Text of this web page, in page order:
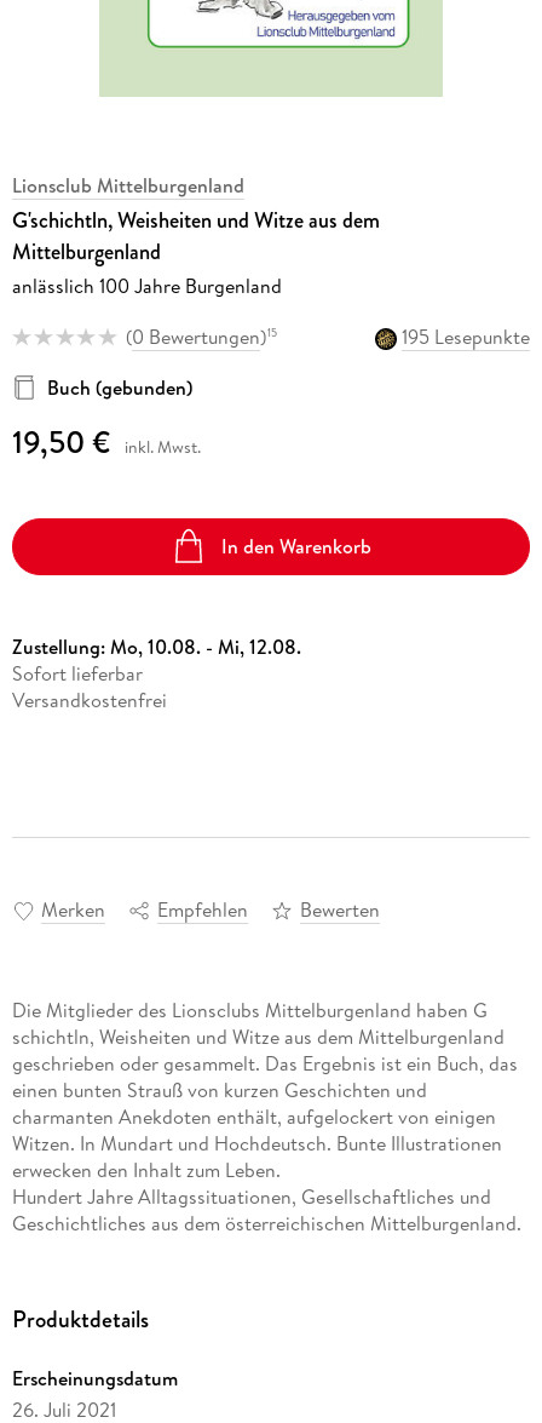
Lionsclub Mittelburgenland
G'schichtln, Weisheiten und Witze aus dem
Mittelburgenland
anlässlich 100 Jahre Burgenland
(0 Bewertungen)15
195 Lesepunkte
Buch (gebunden)
19,50 € inkl. Mwst.
In den Warenkorb
Zustellung:Mo, 10.08. - Mi, 12.08.
Sofort lieferbar
Versandkostenfrei
Merken Empfehlen Bewerten
Die Mitglieder des Lionsclubs Mittelburgenland haben G
schichtln, Weisheiten und Witze aus dem Mittelburgenland
geschrieben oder gesammelt. Das Ergebnis ist ein Buch, das
einen bunten Strauß von kurzen Geschichten und
charmanten Anekdoten enthält, aufgelockert von einigen
Witzen. In Mundart und Hochdeutsch. Bunte Illustrationen
erwecken den Inhalt zum Leben.
Hundert Jahre Alltagssituationen, Gesellschaftliches und
Geschichtliches aus dem österreichischen Mittelburgenland.
besonders zum Vortragen. So manche Geschichte scheint
zum Beispiel Die neigrigi Nochbarin Die neugierige
Nachbarin . Andere unterhaltsame Kurzgeschichten tragen
Produktdetails
Erscheinungsdatum
26. Juli 2021